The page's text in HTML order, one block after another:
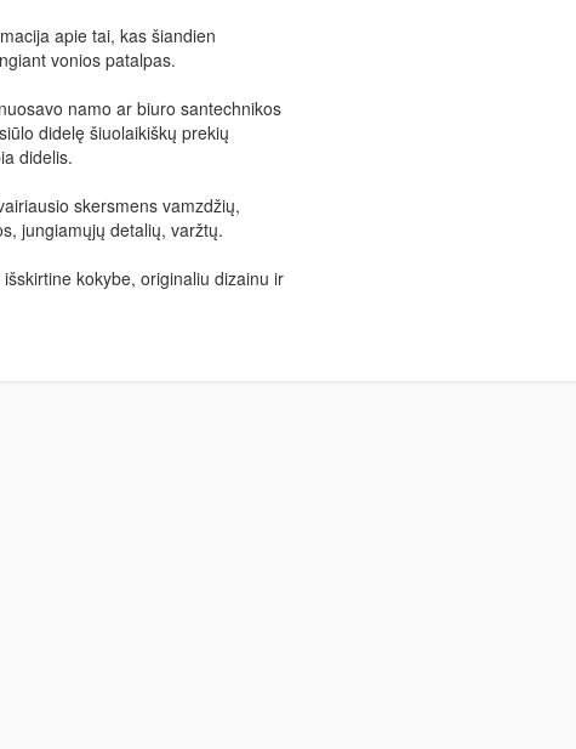
apie tai, kas šiandien
vonios patalpas.
namo ar biuro santechnikos
didelę šiuolaikiškų prekių
didelis.
skersmens vamzdžių,
jungiamųjų detalių, varžtų.
kokybe, originaliu dizainu ir